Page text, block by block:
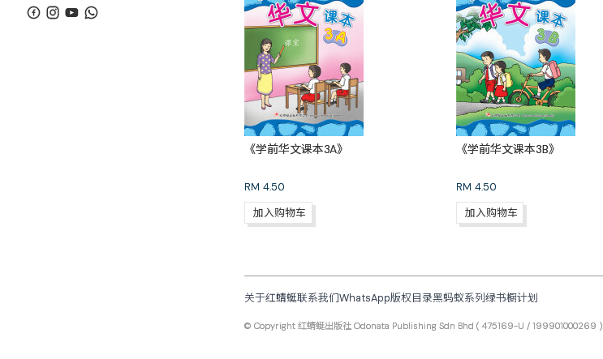
《学前华文课本3A》
RM 4.50
加入购物车
《学前华文课本3B》
RM 4.50
加入购物车
关于红蜻蜓联系我们WhatsApp版权目录黑蚂蚁系列绿书橱计划
© Copyright 红蜻蜓出版社 Odonata Publishing Sdn Bhd ( 475169-U / 199901000269 )